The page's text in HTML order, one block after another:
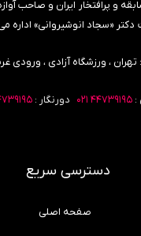
و پرافتخار ایران و صاحب
«سجاد انوشیروانی» اداره
، ورزشگاه آزادی ، ورودی
:۴۴۷۳۹۱۹۵ ۰۲۱ دورنگار :۴۴۷۳۹۱۹۵
دسترسی سریع
صفحه اصلی